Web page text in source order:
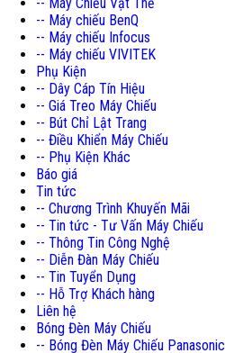
-- Máy Chiếu Vật Thể
-- Máy chiếu BenQ
-- Máy chiếu Infocus
-- Máy chiếu VIVITEK
Phụ Kiện
-- Dây Cáp Tín Hiệu
-- Giá Treo Máy Chiếu
-- Bút Chỉ Lật Trang
-- Điều Khiển Máy Chiếu
-- Phụ Kiện Khác
Báo giá
Tin tức
-- Chương Trình Khuyến Mãi
-- Tin tức - Tư Vấn Máy Chiếu
-- Thông Tin Công Nghệ
-- Diễn Đàn Máy Chiếu
-- Tin Tuyển Dụng
-- Hỗ Trợ Khách hàng
Liên hệ
Bóng Đèn Máy Chiếu
-- Bóng Đèn Máy Chiếu Panasonic